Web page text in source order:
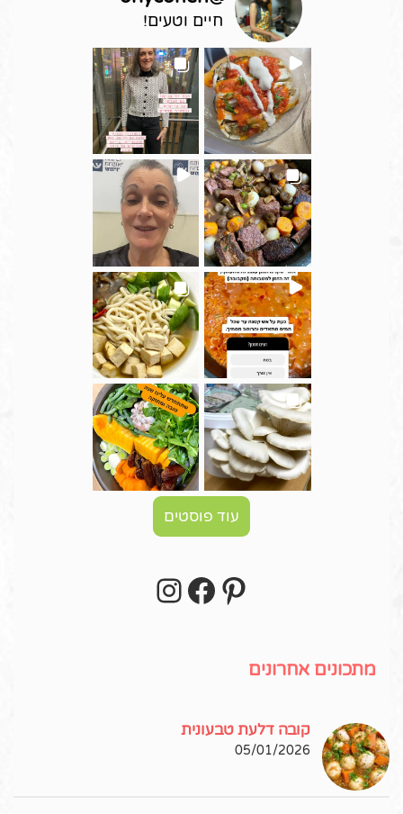
חיים וטעים!
עוד פוסטים
Pinterest
Facebook
מתכונים אחרונים
קובה דלעת טבעונית
05/01/2026